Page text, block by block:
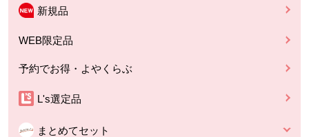
新規品
WEB限定品
予約でお得・よやくらぶ
L's選定品
まとめてセット